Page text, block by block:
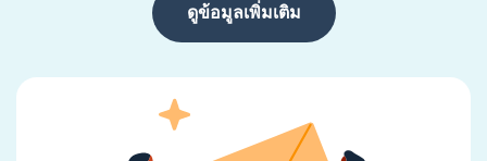
ดูข้อมูลเพิ่มเติม